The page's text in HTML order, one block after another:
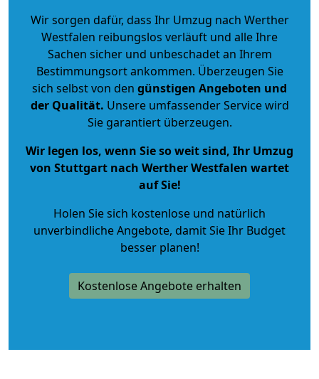
Wir sorgen dafür, dass Ihr Umzug nach Werther
Westfalen reibungslos verläuft und alle Ihre
Sachen sicher und unbeschadet an Ihrem
Bestimmungsort ankommen. Überzeugen Sie
sich selbst von den günstigen Angeboten und
der Qualität. Unsere umfassender Service wird
Sie garantiert überzeugen.
Wir legen los, wenn Sie so weit sind, Ihr Umzug
von Stuttgart nach Werther Westfalen wartet
auf Sie!
Holen Sie sich kostenlose und natürlich
unverbindliche Angebote, damit Sie Ihr Budget
besser planen!
Kostenlose Angebote erhalten